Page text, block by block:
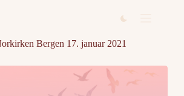
Bergen 17. januar 2021